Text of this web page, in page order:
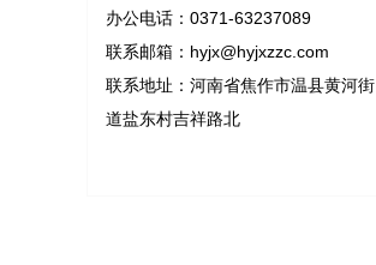
办公电话：0371-63237089
联系邮箱： hyjx@hyjxzzc.com
联系地址：河南省焦作市温县黄河街
道盐东村吉祥路北